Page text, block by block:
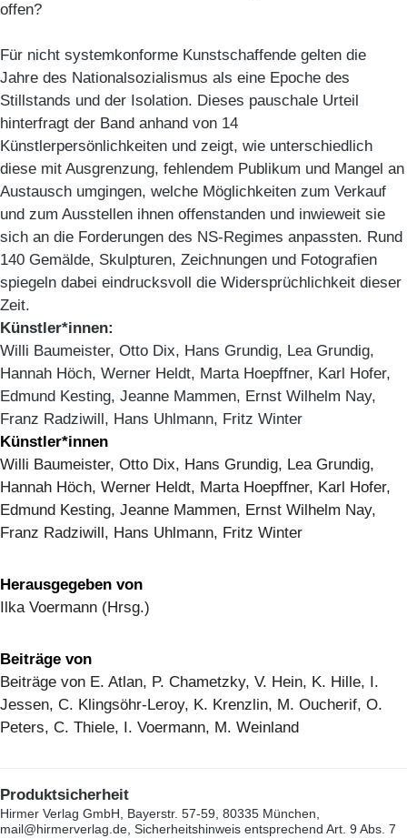
offen?
Für nicht systemkonforme Kunstschaffende gelten die
Jahre des Nationalsozialismus als eine Epoche des
Stillstands und der Isolation. Dieses pauschale Urteil
hinterfragt der Band anhand von 14
Künstlerpersönlichkeiten und zeigt, wie unterschiedlich
diese mit Ausgrenzung, fehlendem Publikum und Mangel an
Austausch umgingen, welche Möglichkeiten zum Verkauf
und zum Ausstellen ihnen offenstanden und inwieweit sie
sich an die Forderungen des NS-Regimes anpassten. Rund
140 Gemälde, Skulpturen, Zeichnungen und Fotografien
spiegeln dabei eindrucksvoll die Widersprüchlichkeit dieser
Zeit.
Künstler*innen:
Willi Baumeister, Otto Dix, Hans Grundig, Lea Grundig,
Hannah Höch, Werner Heldt, Marta Hoepffner, Karl Hofer,
Edmund Kesting, Jeanne Mammen, Ernst Wilhelm Nay,
Franz Radziwill, Hans Uhlmann, Fritz Winter
Künstler*innen
Willi Baumeister, Otto Dix, Hans Grundig, Lea Grundig,
Hannah Höch, Werner Heldt, Marta Hoepffner, Karl Hofer,
Edmund Kesting, Jeanne Mammen, Ernst Wilhelm Nay,
Franz Radziwill, Hans Uhlmann, Fritz Winter
Herausgegeben von
Ilka Voermann (Hrsg.)
Beiträge von
Beiträge von E. Atlan, P. Chametzky, V. Hein, K. Hille, I.
Jessen, C. Klingsöhr-Leroy, K. Krenzlin, M. Oucherif, O.
Peters, C. Thiele, I. Voermann, M. Weinland
Produktsicherheit
Hirmer Verlag GmbH, Bayerstr. 57-59, 80335 München,
mail@hirmerverlag.de, Sicherheitshinweis entsprechend Art. 9 Abs. 7